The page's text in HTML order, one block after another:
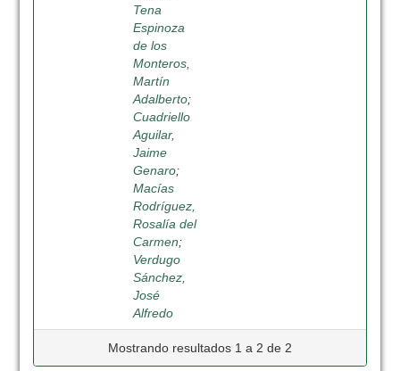
Tena
Espinoza
de los
Monteros,
Martín
Adalberto;
Cuadriello
Aguilar,
Jaime
Genaro;
Macías
Rodríguez,
Rosalía del
Carmen;
Verdugo
Sánchez,
José
Alfredo
Mostrando resultados 1 a 2 de 2